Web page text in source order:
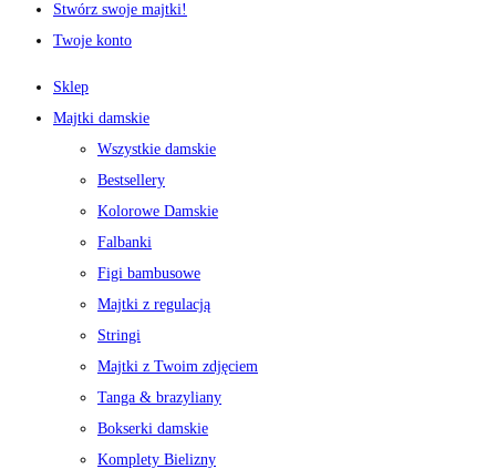
Stwórz swoje majtki!
Twoje konto
Sklep
Majtki damskie
Wszystkie damskie
Bestsellery
Kolorowe Damskie
Falbanki
Figi bambusowe
Majtki z regulacją
Stringi
Majtki z Twoim zdjęciem
Tanga & brazyliany
Bokserki damskie
Komplety Bielizny